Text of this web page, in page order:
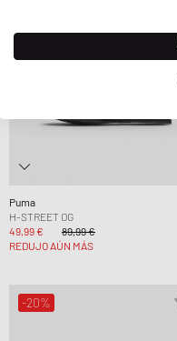
Puma
H-STREET OG
49,99 €
89,99 €
REDUJO AÚN MÁS
-20%